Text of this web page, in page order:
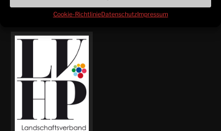
Cookie-RichtlinieDatenschutzImpressum